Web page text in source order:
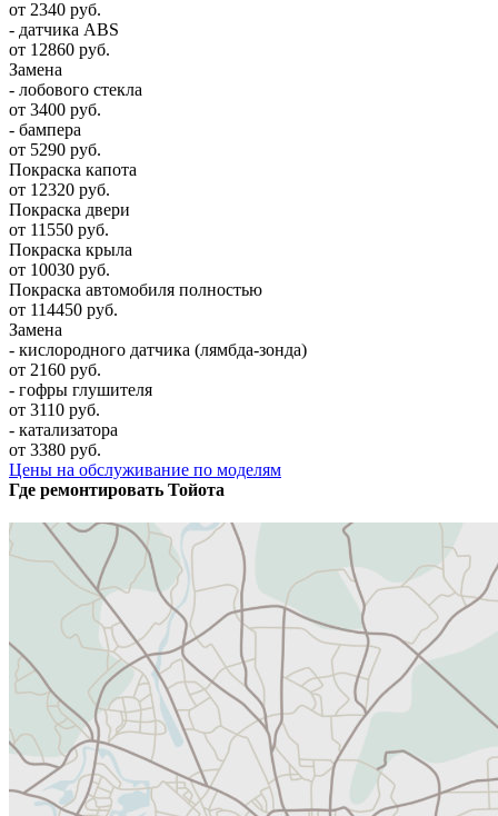
от 2340 руб.
- датчика ABS
от 12860 руб.
Замена
- лобового стекла
от 3400 руб.
- бампера
от 5290 руб.
Покраска капота
от 12320 руб.
Покраска двери
от 11550 руб.
Покраска крыла
от 10030 руб.
Покраска автомобиля полностью
от 114450 руб.
Замена
- кислородного датчика (лямбда-зонда)
от 2160 руб.
- гофры глушителя
от 3110 руб.
- катализатора
от 3380 руб.
Цены на обслуживание по моделям
Где ремонтировать Тойота